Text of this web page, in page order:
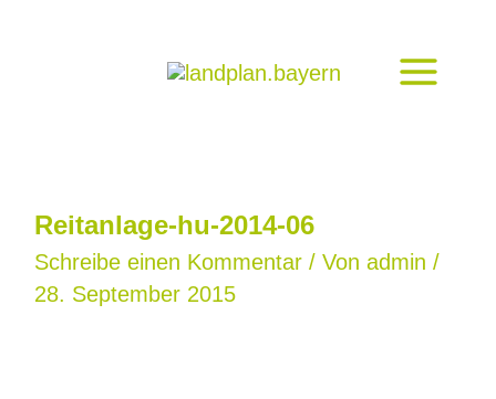
Reitanlage-hu-2014-06
Schreibe einen Kommentar / Von admin /
28. September 2015